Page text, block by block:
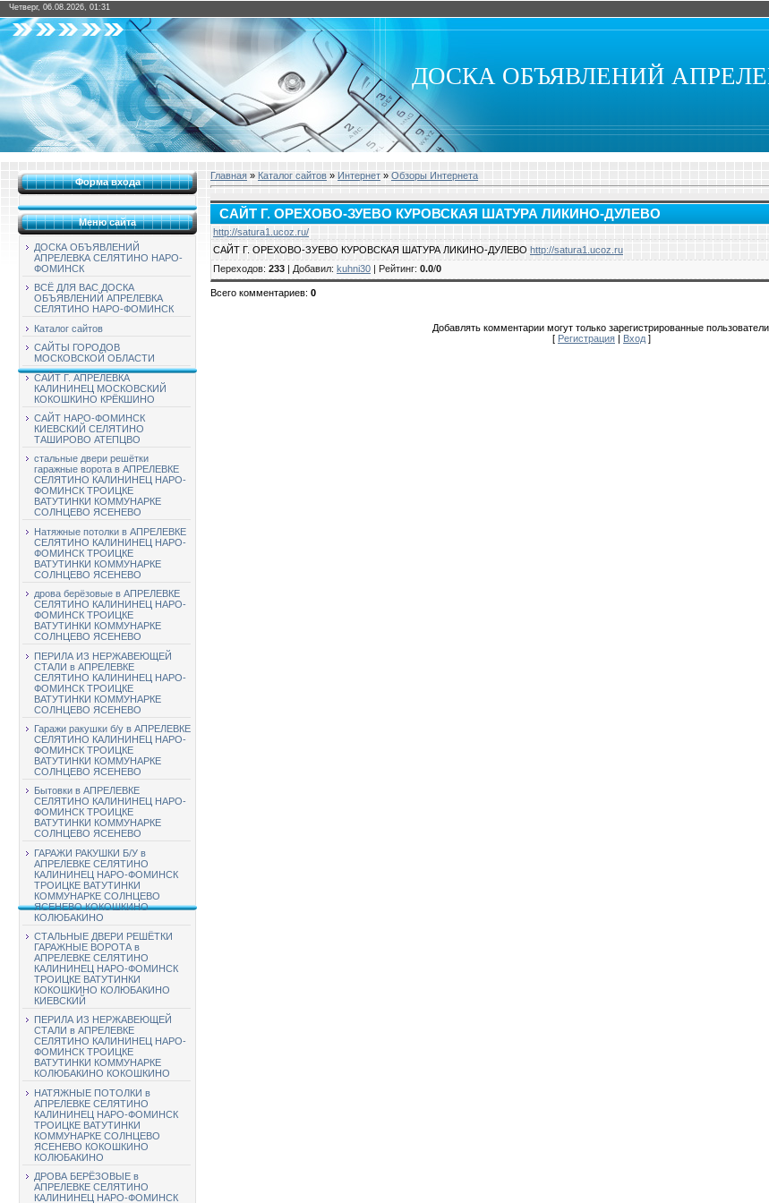
Четверг, 06.08.2026, 01:31
ДОСКА ОБЪЯВЛЕНИЙ
Форма входа
Меню сайта
ДОСКА ОБЪЯВЛЕНИЙ
АПРЕЛЕВКА СЕЛЯТИНО НАРО-
ФОМИНСК
ВСЁ ДЛЯ ВАС ДОСКА
ОБЪЯВЛЕНИЙ АПРЕЛЕВКА
СЕЛЯТИНО НАРО-ФОМИНСК
Каталог сайтов
САЙТЫ ГОРОДОВ
МОСКОВСКОЙ ОБЛАСТИ
САЙТ Г. АПРЕЛЕВКА
КАЛИНИНЕЦ МОСКОВСКИЙ
КОКОШКИНО КРЁКШИНО
САЙТ НАРО-ФОМИНСК
КИЕВСКИЙ СЕЛЯТИНО
ТАШИРОВО АТЕПЦВО
стальные двери решётки
гаражные ворота в АПРЕЛЕВКЕ
СЕЛЯТИНО КАЛИНИНЕЦ НАРО-
ФОМИНСК ТРОИЦКЕ
ВАТУТИНКИ КОММУНАРКЕ
СОЛНЦЕВО ЯСЕНЕВО
Натяжные потолки в АПРЕЛЕВКЕ
СЕЛЯТИНО КАЛИНИНЕЦ НАРО-
ФОМИНСК ТРОИЦКЕ
ВАТУТИНКИ КОММУНАРКЕ
СОЛНЦЕВО ЯСЕНЕВО
дрова берёзовые в АПРЕЛЕВКЕ
СЕЛЯТИНО КАЛИНИНЕЦ НАРО-
ФОМИНСК ТРОИЦКЕ
ВАТУТИНКИ КОММУНАРКЕ
СОЛНЦЕВО ЯСЕНЕВО
ПЕРИЛА ИЗ НЕРЖАВЕЮЩЕЙ
СТАЛИ в АПРЕЛЕВКЕ
СЕЛЯТИНО КАЛИНИНЕЦ НАРО-
ФОМИНСК ТРОИЦКЕ
ВАТУТИНКИ КОММУНАРКЕ
СОЛНЦЕВО ЯСЕНЕВО
Гаражи ракушки б/у в АПРЕЛЕВКЕ
СЕЛЯТИНО КАЛИНИНЕЦ НАРО-
ФОМИНСК ТРОИЦКЕ
ВАТУТИНКИ КОММУНАРКЕ
СОЛНЦЕВО ЯСЕНЕВО
Бытовки в АПРЕЛЕВКЕ
СЕЛЯТИНО КАЛИНИНЕЦ НАРО-
ФОМИНСК ТРОИЦКЕ
ВАТУТИНКИ КОММУНАРКЕ
СОЛНЦЕВО ЯСЕНЕВО
ГАРАЖИ РАКУШКИ Б/У в
АПРЕЛЕВКЕ СЕЛЯТИНО
КАЛИНИНЕЦ НАРО-ФОМИНСК
ТРОИЦКЕ ВАТУТИНКИ
КОММУНАРКЕ СОЛНЦЕВО
ЯСЕНЕВО КОКОШКИНО
КОЛЮБАКИНО
СТАЛЬНЫЕ ДВЕРИ РЕШЁТКИ
ГАРАЖНЫЕ ВОРОТА в
АПРЕЛЕВКЕ СЕЛЯТИНО
КАЛИНИНЕЦ НАРО-ФОМИНСК
ТРОИЦКЕ ВАТУТИНКИ
КОКОШКИНО КОЛЮБАКИНО
КИЕВСКИЙ
ПЕРИЛА ИЗ НЕРЖАВЕЮЩЕЙ
СТАЛИ в АПРЕЛЕВКЕ
СЕЛЯТИНО КАЛИНИНЕЦ НАРО-
ФОМИНСК ТРОИЦКЕ
ВАТУТИНКИ КОММУНАРКЕ
КОЛЮБАКИНО КОКОШКИНО
НАТЯЖНЫЕ ПОТОЛКИ в
АПРЕЛЕВКЕ СЕЛЯТИНО
КАЛИНИНЕЦ НАРО-ФОМИНСК
ТРОИЦКЕ ВАТУТИНКИ
КОММУНАРКЕ СОЛНЦЕВО
ЯСЕНЕВО КОКОШКИНО
КОЛЮБАКИНО
ДРОВА БЕРЁЗОВЫЕ в
АПРЕЛЕВКЕ СЕЛЯТИНО
КАЛИНИНЕЦ НАРО-ФОМИНСК
Главная » Каталог сайтов » Интернет » Обзоры Интернета
САЙТ Г. ОРЕХОВО-ЗУЕВО КУРОВСКАЯ ШАТУРА ЛИКИНО-ДУЛЕВО
http://satura1.ucoz.ru/
САЙТ Г. ОРЕХОВО-ЗУЕВО КУРОВСКАЯ ШАТУРА ЛИКИНО-ДУЛЕВО http://satura1.ucoz.ru
Переходов: 233 | Добавил: kuhni30 | Рейтинг: 0.0/0
Всего комментариев: 0
Добавлять комментарии могут только зарегистрированные пользователи.
[ Регистрация | Вход ]